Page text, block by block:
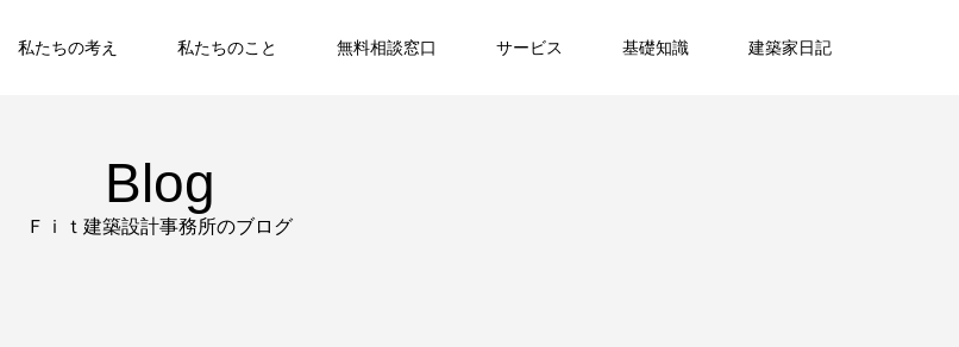
私たちの考え 私たちのこと 無料相談窓口 サービス 基礎知識 建築家日記
Blog
Ｆｉｔ建築設計事務所のブログ